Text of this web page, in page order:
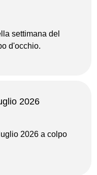
settimana del
d'occhio.
2026
2026 a colpo